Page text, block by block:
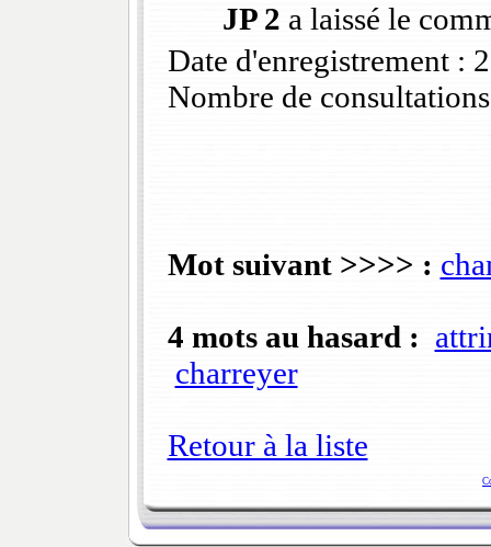
JP 2 a laissé le
Date d'enregistrement :
Nombre de
Mot suivant >>>> :
4 mots au hasard :
charreyer
Retour à la liste